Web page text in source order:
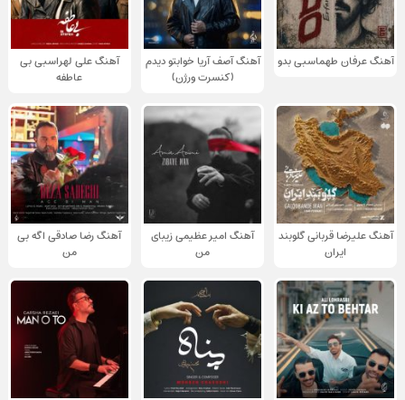
آهنگ عرفان طهماسبی بدو
آهنگ آصف آریا خوابتو دیدم
(کنسرت ورژن)
آهنگ علی لهراسبی بی
عاطفه
آهنگ علیرضا قربانی گلوبند
ایران
آهنگ امیر عظیمی زیبای
من
آهنگ رضا صادقی اگه بی
من